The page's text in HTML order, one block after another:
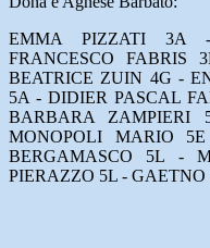
EMMA PIZZATI 3A
FRANCESCO FABRIS
BEATRICE ZUIN 4G -
5A - DIDIER PASCAL
BARBARA ZAMPIERI
MONOPOLI MARIO
BERGAMASCO 5L -
PIERAZZO 5L -